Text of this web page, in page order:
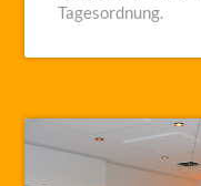
Tagesordnung.